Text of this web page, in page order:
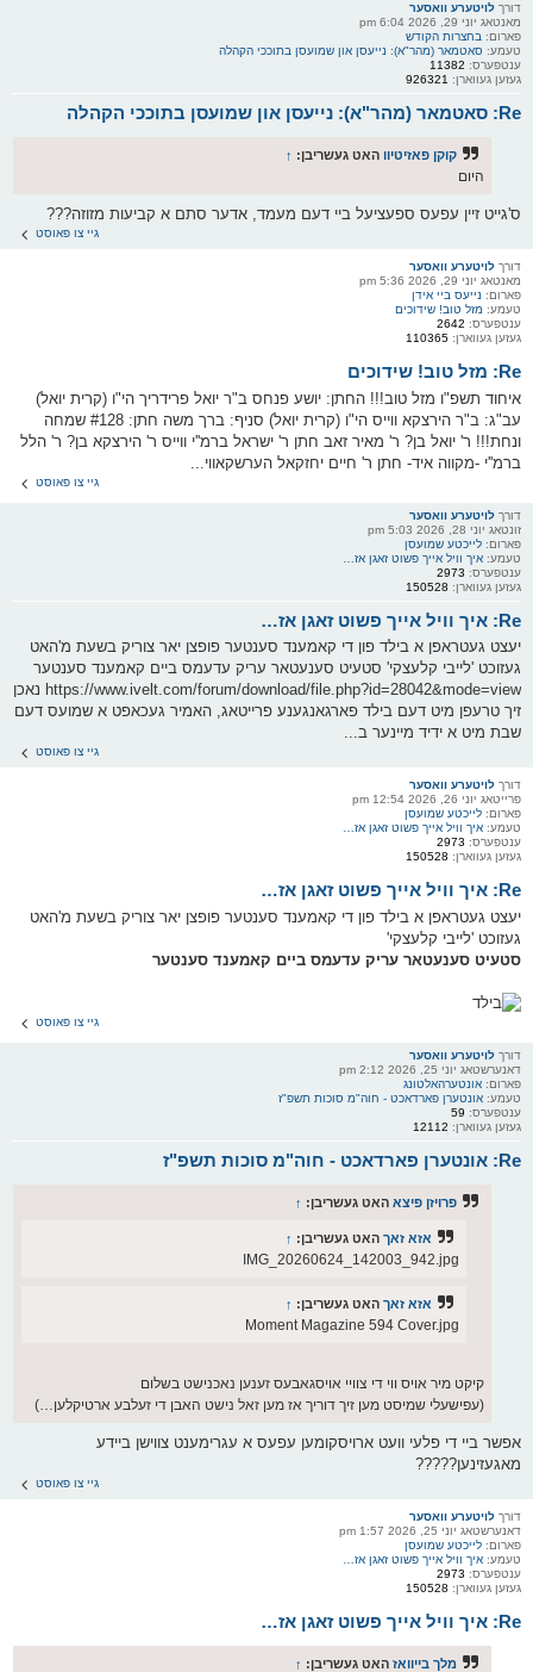
דורך לויטערע וואסער
מאנטאג יוני 29, 2026 6:04 pm
פארום: בחצרות הקודש
טעמע: סאטמאר (מהר"א): נייעסן און שמועסן בתוככי הקהלה
ענטפערס: 11382
געזען געווארן: 926321
Re: סאטמאר (מהר"א): נייעסן און שמועסן בתוככי הקהלה
קוקן פאזיטיוו האט געשריבן: ↑
היום
ס'גייט זיין עפעס ספעציעל ביי דעם מעמד, אדער סתם א קביעות מזוזה???
גיי צו פאוסט
דורך לויטערע וואסער
מאנטאג יוני 29, 2026 5:36 pm
פארום: נייעס ביי אידן
טעמע: מזל טוב! שידוכים
ענטפערס: 2642
געזען געווארן: 110365
Re: מזל טוב! שידוכים
איחוד תשפ"ו ‏מזל טוב!!! החתן: יושע פנחס ב"ר יואל פרידריך הי"ו (קרית יואל)
עב"ג: ב"ר הירצקא ווייס הי"ו (קרית יואל) סניף: ברך משה חתן: #128 שמחה
ונחת!!! ר' יואל בן? ר' מאיר זאב חתן ר' ישראל ברמ''י ווייס ר' הירצקא בן? ר' הלל
ברמ''י -מקווה איד- חתן ר' חיים יחזקאל הערשקאווי...
גיי צו פאוסט
דורך לויטערע וואסער
זונטאג יוני 28, 2026 5:03 pm
פארום: לייכטע שמועסן
טעמע: איך וויל אייך פשוט זאגן אז…
ענטפערס: 2973
געזען געווארן: 150528
Re: איך וויל אייך פשוט זאגן אז…
יעצט געטראפן א בילד פון די קאמענד סענטער פופצן יאר צוריק בשעת מ'האט
געזוכט 'לייבי קלעצקי' סטעיט סענעטאר עריק עדעמס ביים קאמענד סענטער
https://www.ivelt.com/forum/download/file.php?id=28042&mode=view נאכן
זיך טרעפן מיט דעם בילד פארגאנגענע פרייטאג, האמיר געכאפט א שמועס דעם
שבת מיט א ידיד מיינער ב...
גיי צו פאוסט
דורך לויטערע וואסער
פרייטאג יוני 26, 2026 12:54 pm
פארום: לייכטע שמועסן
טעמע: איך וויל אייך פשוט זאגן אז…
ענטפערס: 2973
געזען געווארן: 150528
Re: איך וויל אייך פשוט זאגן אז…
יעצט געטראפן א בילד פון די קאמענד סענטער פופצן יאר צוריק בשעת מ'האט
געזוכט 'לייבי קלעצקי'
סטעיט סענעטאר עריק עדעמס ביים קאמענד סענטער
גיי צו פאוסט
דורך לויטערע וואסער
דאנערשטאג יוני 25, 2026 2:12 pm
פארום: אונטערהאלטונג
טעמע: אונטערן פארדאכט - חוה"מ סוכות תשפ"ז
ענטפערס: 59
געזען געווארן: 12112
Re: אונטערן פארדאכט - חוה"מ סוכות תשפ"ז
פרויזן פיצא האט געשריבן: ↑
אזא זאך האט געשריבן: ↑
IMG_20260624_142003_942.jpg
אזא זאך האט געשריבן: ↑
Moment Magazine 594 Cover.jpg
קיקט מיר אויס ווי די צוויי אויסגאבעס זענען נאכנישט בשלום
(עפישעלי שמיסט מען זיך דוריך אז מען זאל נישט האבן די זעלבע ארטיקלען…)
אפשר ביי די פלעי וועט ארויסקומען עפעס א עגרימענט צווישן ביידע
מאגעזינען?????
גיי צו פאוסט
דורך לויטערע וואסער
דאנערשטאג יוני 25, 2026 1:57 pm
פארום: לייכטע שמועסן
טעמע: איך וויל אייך פשוט זאגן אז…
ענטפערס: 2973
געזען געווארן: 150528
Re: איך וויל אייך פשוט זאגן אז…
מלך בייוואז האט געשריבן: ↑